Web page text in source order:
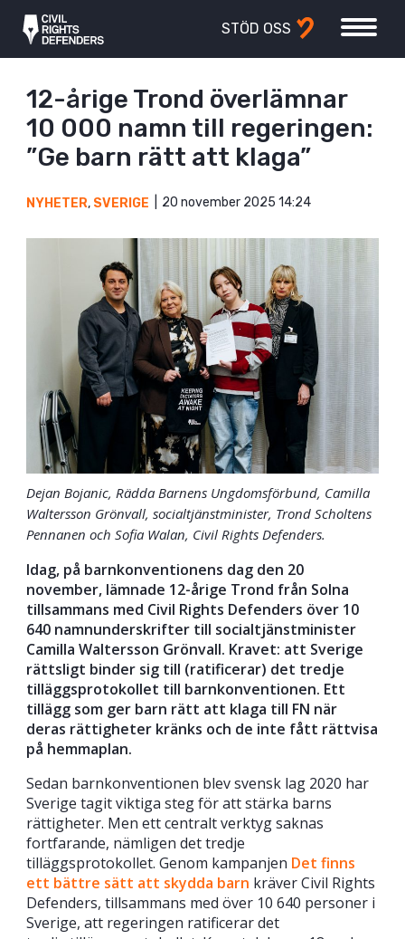
STÖD OSS
12-årige Trond överlämnar
10 000 namn till regeringen:
”Ge barn rätt att klaga”
NYHETER, SVERIGE 20 november 2025 14:24
Dejan Bojanic, Rädda Barnens Ungdomsförbund, Camilla
Waltersson Grönvall, socialtjänstminister, Trond Scholtens
Pennanen och Sofia Walan, Civil Rights Defenders.
Idag, på barnkonventionens dag den 20
november, lämnade 12-årige Trond från Solna
tillsammans med Civil Rights Defenders över 10
640 namnunderskrifter till socialtjänstminister
Camilla Waltersson Grönvall. Kravet: att Sverige
rättsligt binder sig till (ratificerar) det tredje
tilläggsprotokollet till barnkonventionen. Ett
tillägg som ger barn rätt att klaga till FN när
deras rättigheter kränks och de inte fått rättvisa
på hemmaplan.
Sedan barnkonventionen blev svensk lag 2020 har
Sverige tagit viktiga steg för att stärka barns
rättigheter. Men ett centralt verktyg saknas
fortfarande, nämligen det tredje
tilläggsprotokollet. Genom kampanjen Det finns
ett bättre sätt att skydda barn kräver Civil Rights
Defenders, tillsammans med över 10 640 personer i
Sverige, att regeringen ratificerar det